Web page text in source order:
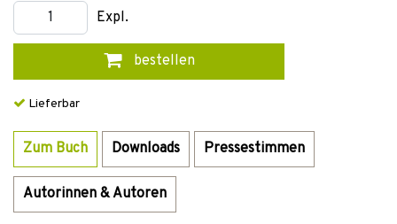
Expl.
bestellen
Lieferbar
Zum Buch Downloads Pressestimmen
Autorinnen & Autoren